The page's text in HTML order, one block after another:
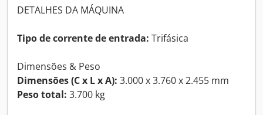
DETALHES DA MÁQUINA
Tipo de corrente de entrada: Trifásica
Dimensões & Peso
Dimensões (C x L x A): 3.000 x 3.760 x 2.455 mm
Peso total: 3.700 kg